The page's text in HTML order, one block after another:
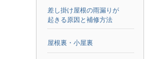
差し掛け屋根の雨漏りが
起きる原因と補修方法
屋根裏・小屋裏